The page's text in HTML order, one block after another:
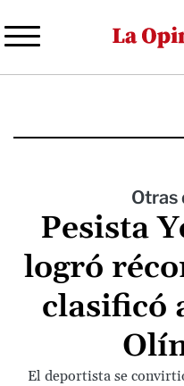
Otras
Pesista
logró
clasificó
El deportista se